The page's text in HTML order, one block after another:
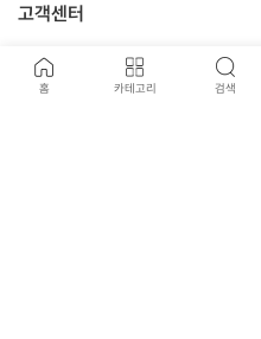
홈 카테고리 검색
고객센터
070-4242-2054